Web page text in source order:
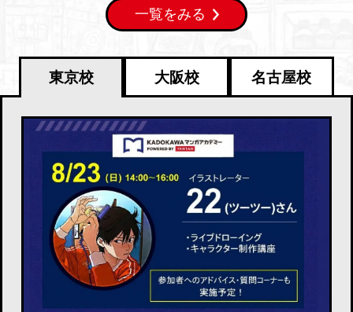
一覧をみる
東京校 大阪校 名古屋校